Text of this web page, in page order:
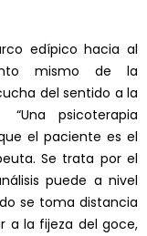
edípico hacia al
mismo de la
del sentido a la
psicoterapia
el paciente es el
Se trata por el
puede a nivel
se toma distancia
a la fijeza del goce,